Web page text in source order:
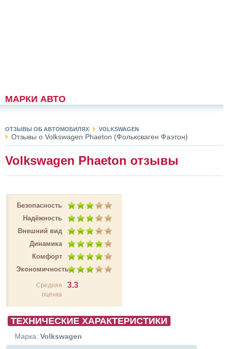
МАРКИ АВТО
ОТЗЫВЫ ОБ АВТОМОБИЛЯХ VOLKSWAGEN
Отзывы о Volkswagen Phaeton (Фольксваген Фаэтон)
Volkswagen Phaeton отзывы
Безопасность
Надёжность
Внешний вид
Динамика
Комфорт
Экономичность
Средняя
оценка
3.3
ТЕХНИЧЕСКИЕ ХАРАКТЕРИСТИКИ
Марка: Volkswagen